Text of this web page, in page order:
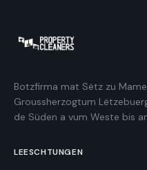
Botzfirma mat Sëtz zu
Groussherzogtum
de Süden a vum Weste bis
LEESCHTUNGEN